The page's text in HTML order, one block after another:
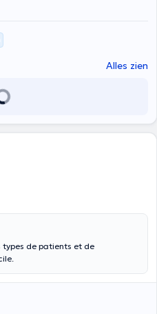
Alles zien
types de patients et de